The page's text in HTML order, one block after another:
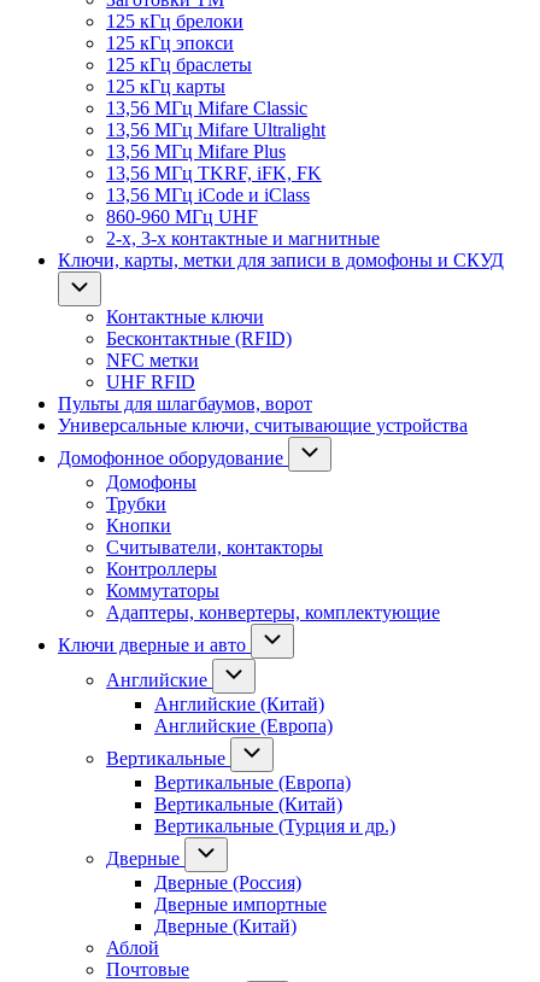
125 кГц брелоки
125 кГц эпокси
125 кГц браслеты
125 кГц карты
13,56 МГц Mifare Classic
13,56 МГц Mifare Ultralight
13,56 МГц Mifare Plus
13,56 МГц TKRF, iFK, FK
13,56 МГц iCode и iClass
860-960 МГц UHF
2-х, 3-х контактные и магнитные
Ключи, карты, метки для записи в домофоны и СКУД
Контактные ключи
Бесконтактные (RFID)
NFC метки
UHF RFID
Пульты для шлагбаумов, ворот
Универсальные ключи, считывающие устройства
Домофонное оборудование
Домофоны
Трубки
Кнопки
Считыватели, контакторы
Контроллеры
Коммутаторы
Адаптеры, конвертеры, комплектующие
Ключи дверные и авто
Английские
Английские (Китай)
Английские (Европа)
Вертикальные
Вертикальные (Европа)
Вертикальные (Китай)
Вертикальные (Турция и др.)
Дверные
Дверные (Россия)
Дверные импортные
Дверные (Китай)
Аблой
Почтовые